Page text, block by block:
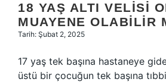
18 YAŞ ALTI VELISI
MUAYENE OLABILIR
Tarih: Şubat 2, 2025
17 yaş tek başına hastaneye
üstü bir çocuğun tek başına